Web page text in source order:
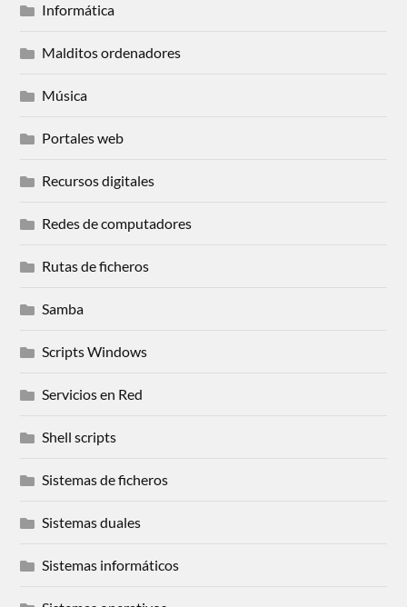
Informática
Malditos ordenadores
Música
Portales web
Recursos digitales
Redes de computadores
Rutas de ficheros
Samba
Scripts Windows
Servicios en Red
Shell scripts
Sistemas de ficheros
Sistemas duales
Sistemas informáticos